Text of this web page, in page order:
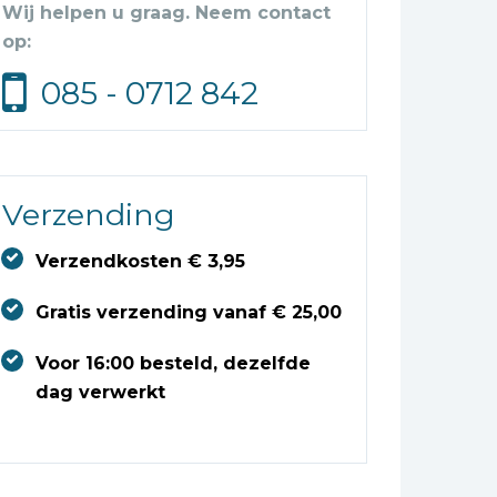
Wij helpen u graag. Neem contact
op:
085 - 0712 842
Verzending
Verzendkosten € 3,95
Gratis verzending vanaf € 25,00
Voor 16:00 besteld, dezelfde
dag verwerkt